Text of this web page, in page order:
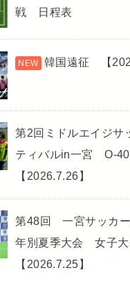
戦 日程表
韓国遠征 【
第2回ミドルエイジサ
ティバルin一宮 O-
【2026.7.26】
第48回 一宮サッカ
年別夏季大会 女子
【2026.7.25】